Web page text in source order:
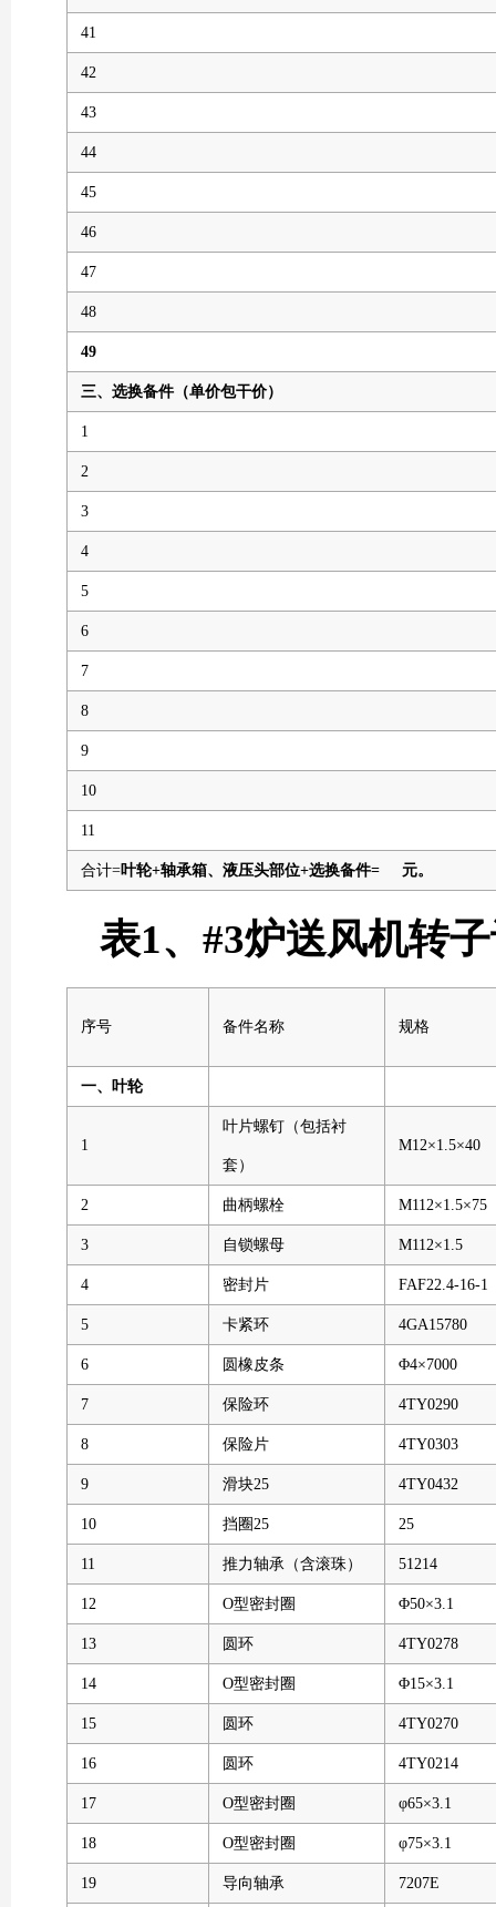
41
42
43
44
45
46
47
48
49
三、选换备件（单价包干价）
1
2
3
4
5
6
7
8
9
10
11
合计=叶轮+轴承箱、液压头部位+选换备件= 元。
表1、#3炉送风机转
序号 备件名称 规格
一、叶轮
1
叶片螺钉（包括衬
套）
M12×1.5×40
2 曲柄螺栓 M112×1.5×75
3 自锁螺母 M112×1.5
4 密封片 FAF22.4-16-1
5 卡紧环 4GA15780
6 圆橡皮条 Φ4×7000
7 保险环 4TY0290
8 保险片 4TY0303
9 滑块25 4TY0432
10 挡圈25 25
11 推力轴承（含滚珠） 51214
12 O型密封圈 Φ50×3.1
13 圆环 4TY0278
14 O型密封圈 Φ15×3.1
15 圆环 4TY0270
16 圆环 4TY0214
17 O型密封圈 φ65×3.1
18 O型密封圈 φ75×3.1
19 导向轴承 7207E